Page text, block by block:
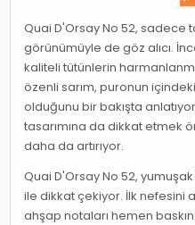
Quai D'Orsay No 52, sadece
görünümüyle de göz alıcı.
kaliteli tütünlerin
özenli sarım, puronun
olduğunu bir bakışta
tasarımına da dikkat etmek
daha da artırıyor.
Quai D'Orsay No 52,
ile dikkat çekiyor. İlk nefesini
ahşap notaları hemen baskın